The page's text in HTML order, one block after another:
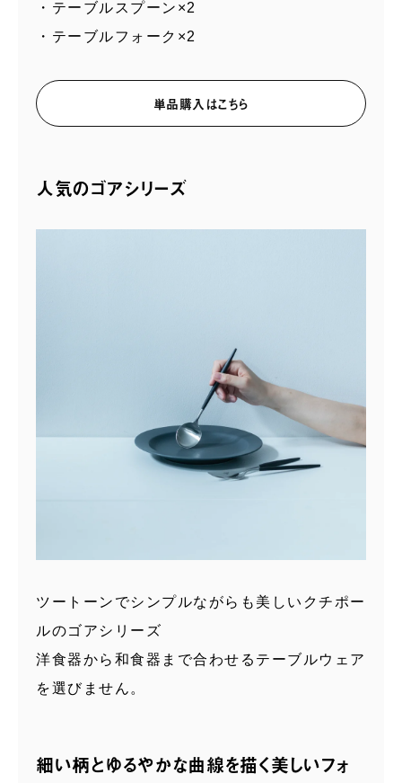
・テーブルスプーン×2
・テーブルフォーク×2
単品購入はこちら
人気のゴアシリーズ
ツートーンでシンプルながらも美しいクチポー
ルのゴアシリーズ
洋食器から和食器まで合わせるテーブルウェア
を選びません。
細い柄とゆるやかな曲線を描く美しいフォ